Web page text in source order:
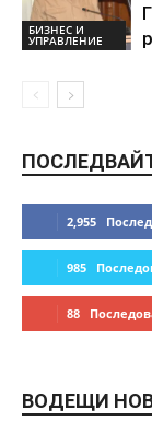
БИЗНЕС И
УПРАВЛЕНИЕ
2,955
985
88
ВОДЕЩИ